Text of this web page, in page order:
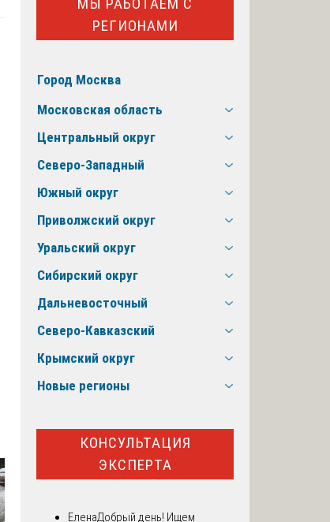
РЕГИОНАМИ
Город Москва
Московская область
Центральный округ
Северо-Западный
Южный округ
Приволжский округ
Уральский округ
Сибирский округ
Дальневосточный
Северо-Кавказский
Крымский округ
Новые регионы
КОНСУЛЬТАЦИЯ
ЭКСПЕРТА
ЕленаДобрый день! Ищем